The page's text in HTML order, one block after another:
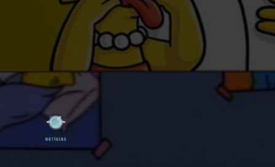
Opening https://multiversonoticias.com.br/de-lisa-simpsons-a-carlton-banks-os-irmaos-do-meio-mais-inesqueciveis-da-tv/